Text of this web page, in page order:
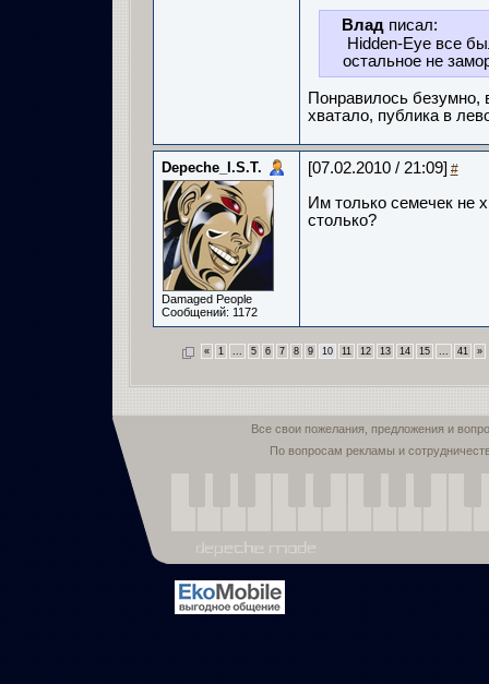
Владписал:
Hidden-Eye все
остальное не
Понравилось
хватало, публика в
Depeche_I.S.T.
Damaged People
Сообщений: 1172
[07.02.2010 / 21:09] #
Им только семечек не
столько?
« 1 ... 5 6 7 8 9 10 11 12 13 14 15 ... 41 »
Все свои пожелания, предложения и
По вопросам рекламы и